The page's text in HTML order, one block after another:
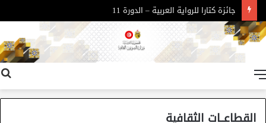
جائزة كتارا للرواية العربية – الدورة 11
القطاعــات الثقافية